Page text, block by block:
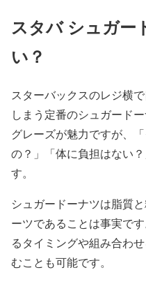
スタバ シュガー
い？
スターバックスのレジ横
しまう定番のシュガード
グレーズが魅力ですが、
の？」「体に負担はない
す。
シュガードーナツは脂質
ーツであることは事実で
るタイミングや組み合わ
むことも可能です。